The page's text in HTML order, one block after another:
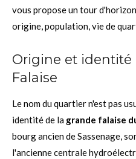
vous propose un tour
origine, population, vie de
Origine et identité
Falaise
Le nom du quartier n'est pas
identité de la grande falaise
bourg ancien de Sassenage,
l'ancienne centrale